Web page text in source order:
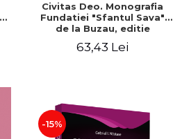
Civitas Deo. Monografia
Fundatiei "Sfantul Sava"
de la Buzau, editie
63,43 Lei
-15%